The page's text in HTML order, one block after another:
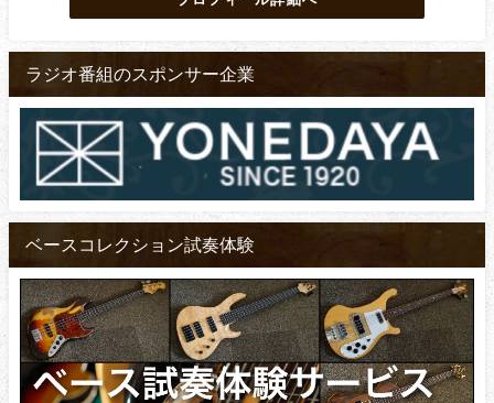
ラジオ番組のスポンサー企業
ベースコレクション試奏体験